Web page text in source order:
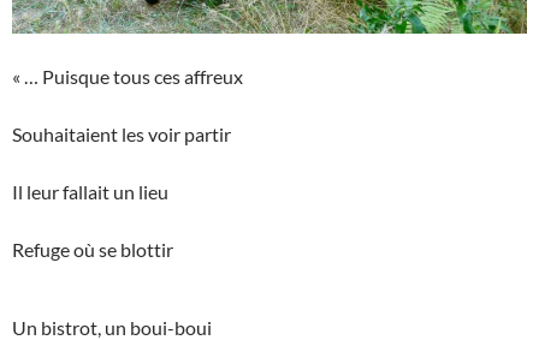
« … Puisque tous ces affreux
Souhaitaient les voir partir
Il leur fallait un lieu
Refuge où se blottir
Un bistrot, un boui-boui